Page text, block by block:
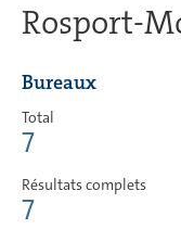
Rosport-
Bureaux
Total
7
Résultats complets
7